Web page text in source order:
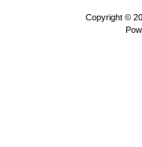
Copyright ©